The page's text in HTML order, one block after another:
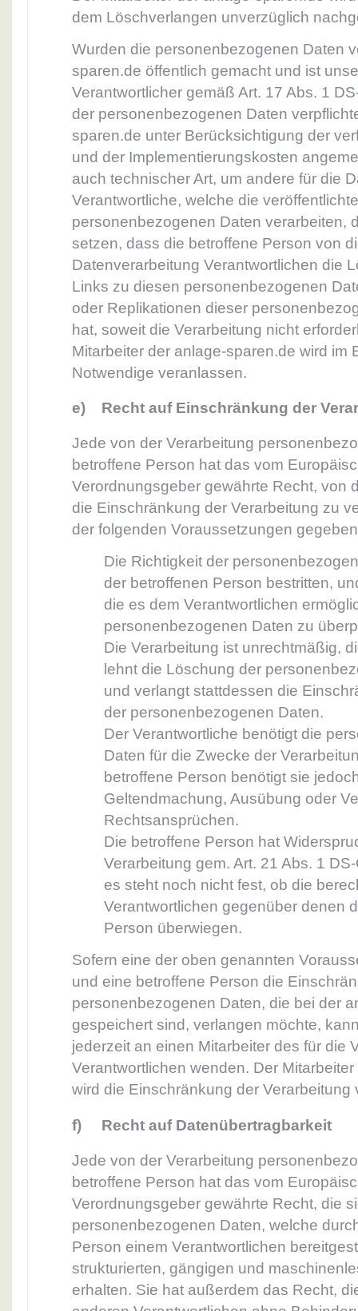
dem Löschverlangen unverzüglich
Wurden die personenbezogenen Daten
sparen.de öffentlich gemacht und ist
Verantwortlicher gemäß Art. 17 Abs. 1
der personenbezogenen Daten
sparen.de unter Berücksichtigung der
und der Implementierungskosten
auch technischer Art, um andere für die
Verantwortliche, welche die
personenbezogenen Daten verarbeiten,
setzen, dass die betroffene Person von
Datenverarbeitung Verantwortlichen die
Links zu diesen personenbezogenen
oder Replikationen dieser
hat, soweit die Verarbeitung nicht
Mitarbeiter der anlage-sparen.de wird im
Notwendige veranlassen.
e) Recht auf Einschränkung der
Jede von der Verarbeitung
betroffene Person hat das vom
Verordnungsgeber gewährte Recht, von
die Einschränkung der Verarbeitung zu
der folgenden Voraussetzungen
Die Richtigkeit der
der betroffenen Person bestritten,
die es dem Verantwortlichen
personenbezogenen Daten zu
Die Verarbeitung ist unrechtmäßig,
lehnt die Löschung der
und verlangt stattdessen die
der personenbezogenen Daten.
Der Verantwortliche benötigt die
Daten für die Zwecke der
betroffene Person benötigt sie
Geltendmachung, Ausübung oder
Rechtsansprüchen.
Die betroffene Person hat
Verarbeitung gem. Art. 21 Abs. 1
es steht noch nicht fest, ob die
Verantwortlichen gegenüber denen
Person überwiegen.
Sofern eine der oben genannten
und eine betroffene Person die
personenbezogenen Daten, die bei der
gespeichert sind, verlangen möchte,
jederzeit an einen Mitarbeiter des für die
Verantwortlichen wenden. Der
wird die Einschränkung der Verarbeitung
f) Recht auf Datenübertragbarkeit
Jede von der Verarbeitung
betroffene Person hat das vom
Verordnungsgeber gewährte Recht, die
personenbezogenen Daten, welche
Person einem Verantwortlichen
strukturierten, gängigen und
erhalten. Sie hat außerdem das Recht,